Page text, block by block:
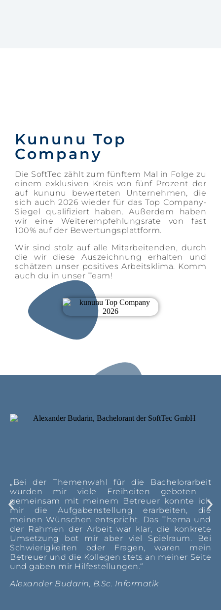
Kununu Top
Company
Die SoftTec zählt zum fünftem Mal in Folge zu
einem exklusiven Kreis von fünf Prozent der
auf kununu bewerteten Unternehmen, die
sich auch 2026 wieder für das Top Company-
Siegel qualifiziert haben. Außerdem haben
wir eine Weiterempfehlungsrate von fast
100% auf der Bewertungsplattform.
Wir sind stolz auf alle Mitarbeitenden, durch
die wir diese Auszeichnung erhalten und
schätzen unser positives Arbeitsklima. Komm
auch du in unser Team!
„Bei der Themenwahl für die Bachelorarbeit
wurden mir viele Freiheiten geboten –
gemeinsam mit meinem Betreuer konnte ich
mir die Aufgabenstellung erarbeiten, die
meinen Wünschen entspricht. Das Thema und
der Rahmen der Arbeit war klar, die konkrete
Umsetzung bot mir aber viel Spielraum. Bei
Schwierigkeiten oder Fragen, waren mein
Betreuer und die Kollegen stets an meiner Seite
und gaben mir Hilfestellungen.“
Alexander Budarin, B.Sc. Informatik